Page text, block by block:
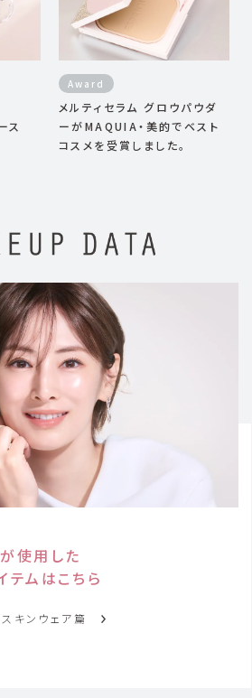
ス
Award
メルティセラム グロウパウダ
ーがMAQUIA・美的でベスト
コスメを受賞しました。
使用した
テムはこちら
キンウェア篇